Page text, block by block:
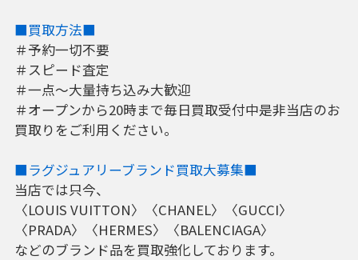
■買取方法■
＃予約一切不要
＃スピード査定
＃一点～大量持ち込み大歓迎
＃オープンから20時まで毎日買取受付中是非当店のお
買取りをご利用ください。
■ラグジュアリーブランド買取大募集■
当店では只今、
〈LOUIS VUITTON〉〈CHANEL〉〈GUCCI〉
〈PRADA〉〈HERMES〉〈BALENCIAGA〉
などのブランド品を買取強化しております。